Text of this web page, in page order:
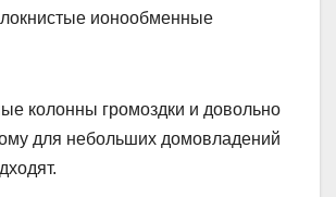
ионообменные
колонны громоздки и довольно
для небольших домовладений